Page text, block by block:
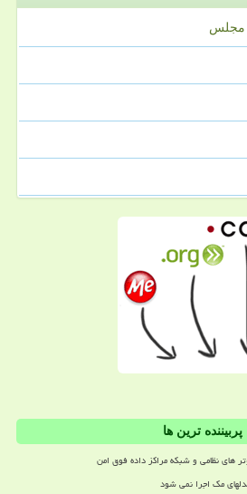
مجلس
پربیننده ترین ها
های نظامی و شبکه مراکز داده فوق امن